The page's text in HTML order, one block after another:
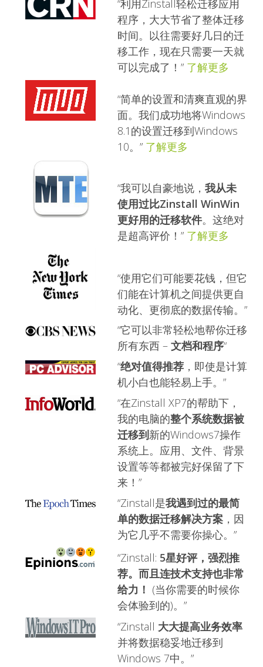
“利用Zinstall轻松迁移应用
程序，大大节省了整体迁移
时间。以往需要好几日的迁
移工作，现在只需要一天就
可以完成了！” 了解更多
“简单的设置和清爽直观的界
面。我们成功地将Windows
8.1的设置迁移到Windows
10。” 了解更多
“我可以自豪地说， 我从未
使用过比Zinstall WinWin
更好用的迁移软件。这绝对
是超高评价！” 了解更多
“使用它们可能要花钱，但它
们能在计算机之间提供更自
动化、更彻底的数据传输。”
“它可以非常轻松地帮你迁移
所有东西 – 文档和程序“
“绝对值得推荐 ，即使是计算
机小白也能轻易上手。”
“在Zinstall XP7的帮助下，
我的电脑的整个系统数据被
迁移到新的Windows7操作
系统上。应用、文件、背景
设置等等都被完好保留了下
来！”
“Zinstall是我遇到过的最简
单的数据迁移解决方案 ，因
为它几乎不需要你操心。”
“Zinstall: 5星好评，强烈推
荐。而且连技术支持也非常
给力！ (当你需要的时候你
会体验到的)。”
“Zinstall 大大提高业务效率
并将数据稳妥地迁移到
Windows 7中。”